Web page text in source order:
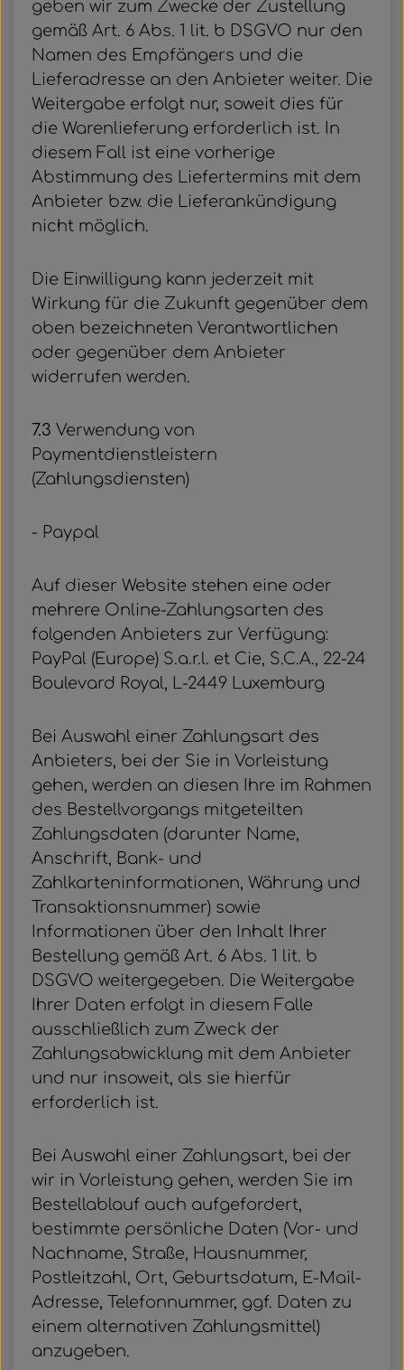
geben wir zum Zwecke der Zustellung
gemäß Art. 6 Abs. 1 lit. b DSGVO nur den
Namen des Empfängers und die
Lieferadresse an den Anbieter weiter. Die
Weitergabe erfolgt nur, soweit dies für
die Warenlieferung erforderlich ist. In
diesem Fall ist eine vorherige
Abstimmung des Liefertermins mit dem
Anbieter bzw. die Lieferankündigung
nicht möglich.
Die Einwilligung kann jederzeit mit
Wirkung für die Zukunft gegenüber dem
oben bezeichneten Verantwortlichen
oder gegenüber dem Anbieter
widerrufen werden.
7.3 Verwendung von
Paymentdienstleistern
(Zahlungsdiensten)
- Paypal
Auf dieser Website stehen eine oder
mehrere Online-Zahlungsarten des
folgenden Anbieters zur Verfügung:
PayPal (Europe) S.a.r.l. et Cie, S.C.A., 22-24
Boulevard Royal, L-2449 Luxemburg
Bei Auswahl einer Zahlungsart des
Anbieters, bei der Sie in Vorleistung
gehen, werden an diesen Ihre im Rahmen
des Bestellvorgangs mitgeteilten
Zahlungsdaten (darunter Name,
Anschrift, Bank- und
Zahlkarteninformationen, Währung und
Transaktionsnummer) sowie
Informationen über den Inhalt Ihrer
Bestellung gemäß Art. 6 Abs. 1 lit. b
DSGVO weitergegeben. Die Weitergabe
Ihrer Daten erfolgt in diesem Falle
ausschließlich zum Zweck der
Zahlungsabwicklung mit dem Anbieter
und nur insoweit, als sie hierfür
erforderlich ist.
Bei Auswahl einer Zahlungsart, bei der
wir in Vorleistung gehen, werden Sie im
Bestellablauf auch aufgefordert,
bestimmte persönliche Daten (Vor- und
Nachname, Straße, Hausnummer,
Postleitzahl, Ort, Geburtsdatum, E-Mail-
Adresse, Telefonnummer, ggf. Daten zu
einem alternativen Zahlungsmittel)
anzugeben.